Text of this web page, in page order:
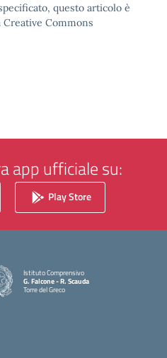
questo articolo è
Commons
app ufficiale su:
Play Store
Istituto Comprensivo
G. Falcone - R. Scauda
Torre del Greco